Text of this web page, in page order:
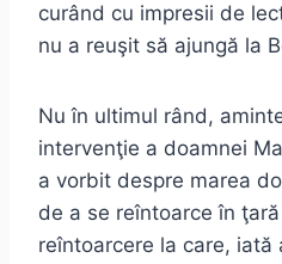
curând cu impresii de
nu a reuşit să ajungă la
Nu în ultimul rând,
intervenţie a doamnei
a vorbit despre marea
de a se reîntoarce în
reîntoarcere la care, iată